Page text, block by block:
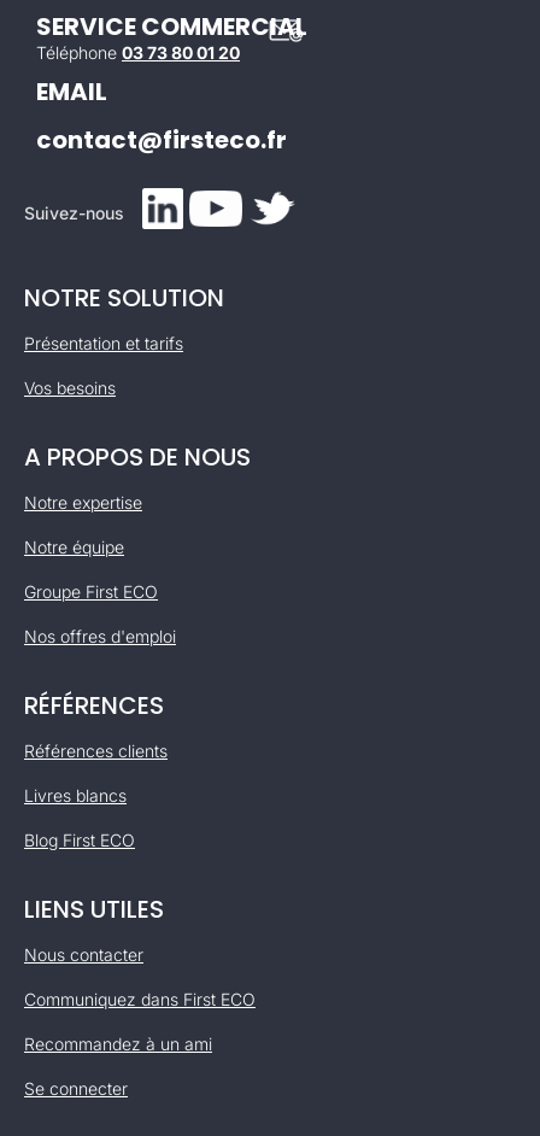
SERVICE COMMERCIAL
Téléphone 03 73 80 01 20
EMAIL
contact@firsteco.fr
Suivez-nous
NOTRE SOLUTION
Présentation et tarifs
Vos besoins
A PROPOS DE NOUS
Notre expertise
Notre équipe
Groupe First ECO
Nos offres d'emploi
RÉFÉRENCES
Références clients
Livres blancs
Blog First ECO
LIENS UTILES
Nous contacter
Communiquez dans First ECO
Recommandez à un ami
Se connecter